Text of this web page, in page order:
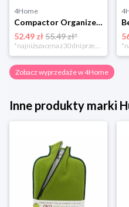
4Home
Compactor Organizer do przechowywania Toronto, 30 x 20 x 12 cm, ciemnobrązowy
52.49 zł55.49 zł*
Zobacz wyprzedaże w 4Home
Inne produkty marki